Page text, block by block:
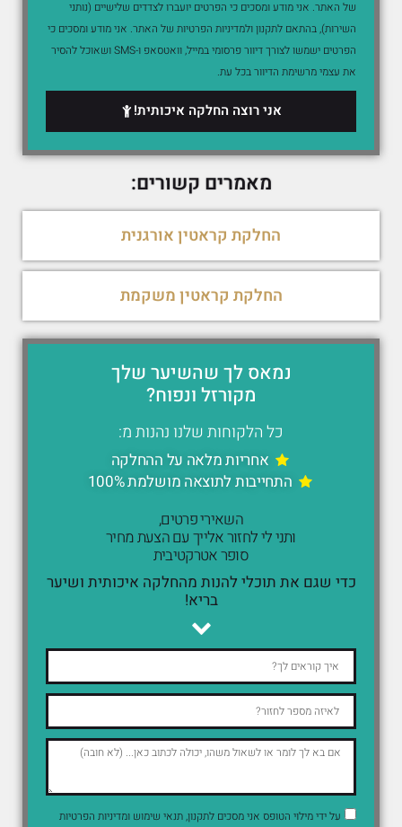
של האתר. אני מודע ומסכים כי הפרטים יועברו לצדדים שלישיים (נותני
השירות), בהתאם לתקנון ולמדיניות הפרטיות של האתר. אני מודע ומסכים כי
הפרטים ישמשו לצורך דיוור פרסומי במייל, וואטסאפ ו-SMS ושאוכל להסיר
את עצמי מרשימת הדיוור בכל עת.
אני רוצה החלקה איכותית!
מאמרים קשורים:
החלקת קראטין אורגנית
החלקת קראטין משקמת
נמאס לך שהשיער שלך
מקורזל ונפוח?
כל הלקוחות שלנו נהנות מ:
אחריות מלאה על ההחלקה
התחייבות לתוצאה מושלמת 100%
השאירי פרטים,
ותני לי לחזור אלייך עם הצעת מחיר
סופר אטרקטיבית
כדי שגם את תוכלי להנות מהחלקה איכותית ושיער
בריא!
על ידי מילוי הטופס אני מסכים לתקנון, תנאי שימוש ומדיניות הפרטיות